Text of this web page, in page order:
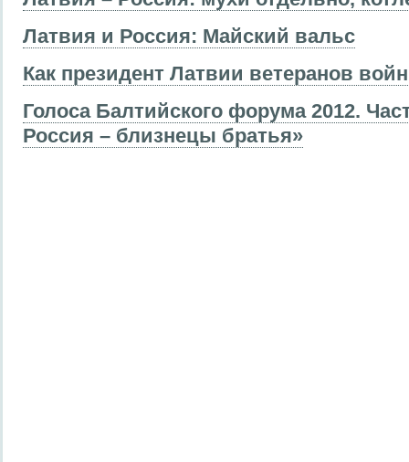
Латвия и Россия: Майский вальс
Как президент Латвии ветеранов
Голоса Балтийского форума 2012.
Россия – близнецы братья»